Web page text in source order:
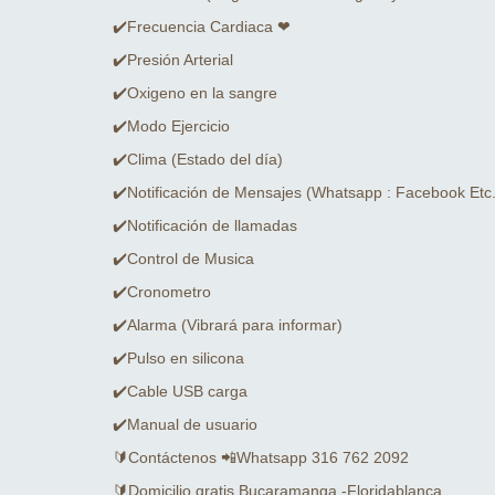
✔️Frecuencia Cardiaca ❤
✔️Presión Arterial
✔️Oxigeno en la sangre
✔️Modo Ejercicio
✔️Clima (Estado del día)
✔️Notificación de Mensajes (Whatsapp : Facebook
✔️Notificación de llamadas
✔️Control de Musica
✔️Cronometro
✔️Alarma (Vibrará para informar)
✔️Pulso en silicona
✔️Cable USB carga
✔️Manual de usuario
🔰Contáctenos 📲Whatsapp 316 762 2092
🔰Domicilio gratis Bucaramanga -Floridablanca